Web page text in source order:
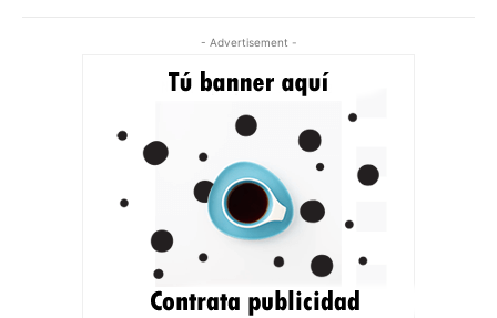
- Advertisement -